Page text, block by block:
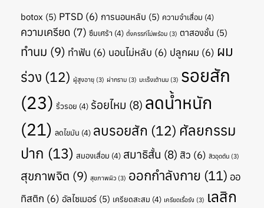
botox (5) PTSD (6) การนอนหลับ (5) ความจำเสื่อม (4)
ความเครียด (7) ซึมเศร้า (4) ตั้งครรภ์ไม่พร้อม (3) ตาสองชั้น (5)
ทำนม (9) ทำฟัน (6) นอนไม่หลับ (6) ปลูกผม (6) ผม
ร่วง (12) ผู้สูงอายุ (3) ผ่ากราม (3) มะเร็งเต้านม (3) รอยสัก
(23) ริ้วรอย (4) ร้อยไหม (8) ลดน้ำหนัก
(21) ลดไขมัน (4) ลบรอยสัก (12) ศัลยกรรม
ปาก (13) สมองเสื่อม (4) สมาธิสั้น (8) สิว (6) สิวอุดตัน (3)
สุขภาพจิต (9) สุขภาพผิว (3) ออกกำลังกาย (11) ออ
ทิสติก (6) อัลไซเมอร์ (5) เครียดสะสม (4) เครียดเรื้อรัง (3) เลสิก